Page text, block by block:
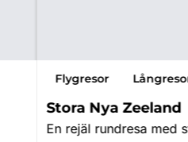
Flygresor
Stora Nya Zeeland